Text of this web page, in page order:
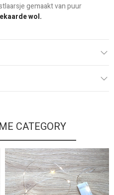
gemaakt van puur
wol.
CATEGORY